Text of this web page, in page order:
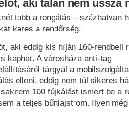
aki talán nem ússza
több a rongálás – százhatvan
keres a rendőrség.
aki eddig kis híján 160-rendbeli
kaphat. A városháza anti-tag
tárgyal a
elleni, eddig nem túl sikeres
160 fújkálást ismert be a
a teljes bűnlajstrom. Ilyen